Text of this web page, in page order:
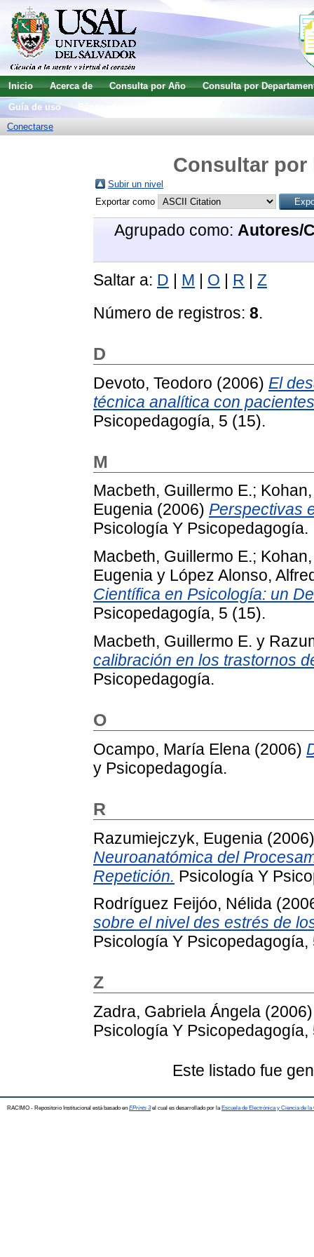
Inicio Acerca de Consulta por Año
Consulta por
Guía de uso
Conectarse
Consultar
Subir un nivel
Exportar como
Agrupado como: Autores/
Saltar a: D | M | O | R | Z
Número de registros: 8.
D
Devoto, Teodoro (2006) El
técnica analítica con
Psicopedagogía, 5 (15).
M
Macbeth, Guillermo E.;
Eugenia (2006) Perspectivas
Psicología Y Psicopedagogía.
Macbeth, Guillermo E.;
Eugenia y López Alonso,
Científica en Psicología: un
Psicopedagogía, 5 (15).
Macbeth, Guillermo E. y
calibración en los trastornos
Psicopedagogía.
O
Ocampo, María Elena (2006)
y Psicopedagogía.
R
Razumiejczyk, Eugenia
Neuroanatómica del
Repetición. Psicología Y
Rodríguez Feijóo, Nélida
sobre el nivel des estrés de
Psicología Y Psicopedagogía,
Z
Zadra, Gabriela Ángela
Psicología Y Psicopedagogía,
Este listado fue
RACIMO - Repositorio Institucional está basado en EPrints 3el cual es desarrollado por la Escuela de Electrónica y Ciencia de la